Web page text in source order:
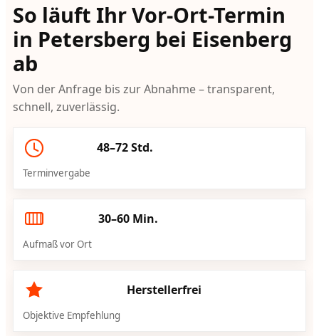
So läuft Ihr Vor-Ort-Termin
in Petersberg bei Eisenberg
ab
Von der Anfrage bis zur Abnahme – transparent,
schnell, zuverlässig.
48–72 Std.
Terminvergabe
30–60 Min.
Aufmaß vor Ort
Herstellerfrei
Objektive Empfehlung